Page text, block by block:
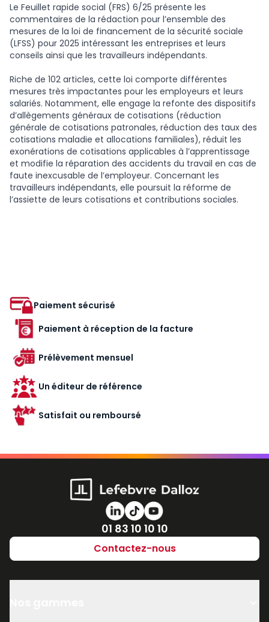
Le Feuillet rapide social (FRS) 6/25 présente les
commentaires de la rédaction pour l’ensemble des
mesures de la loi de financement de la sécurité sociale
(LFSS) pour 2025 intéressant les entreprises et leurs
conseils ainsi que les travailleurs indépendants.
Riche de 102 articles, cette loi comporte différentes
mesures très impactantes pour les employeurs et leurs
salariés. Notamment, elle engage la refonte des dispositifs
d’allègements généraux de cotisations (réduction
générale de cotisations patronales, réduction des taux des
cotisations maladie et allocations familiales), réduit les
exonérations de cotisations applicables à l’apprentissage
et modifie la réparation des accidents du travail en cas de
faute inexcusable de l’employeur. Concernant les
travailleurs indépendants, elle poursuit la réforme de
l’assiette de leurs cotisations et contributions sociales.
Paiement sécurisé
Paiement à réception de la facture
Prélèvement mensuel
Un éditeur de référence
Satisfait ou remboursé
Numéro de téléphone
01 83 10 10 10
Contactez-nous